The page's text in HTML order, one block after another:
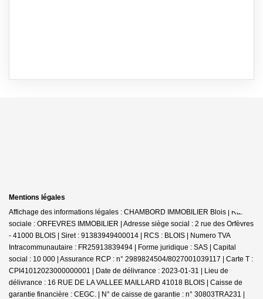
Mentions légales
Affichage des informations légales : CHAMBORD IMMOBILIER Blois | Raison
sociale : ORFEVRES IMMOBILIER | Adresse siège social : 2 rue des Orfèvres
- 41000 BLOIS | Siret : 91383949400014 | RCS : BLOIS | Numero TVA
Intracommunautaire : FR25913839494 | Forme juridique : SAS | Capital
social : 10 000 | Assurance RCP : n° 2989824504/8027001039117 | Carte T :
CPI41012023000000001 | Date de délivrance : 2023-01-31 | Lieu de
délivrance : 16 RUE DE LA VALLEE MAILLARD 41018 BLOIS | Caisse de
garantie financière : CEGC. | N° de caisse de garantie : n° 30803TRA231 |